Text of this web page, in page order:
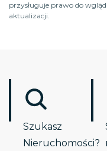
przysługuje prawo do
aktualizacji.
Szukasz
Nieruchomości?